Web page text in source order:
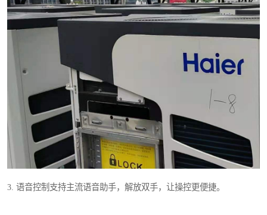
3. 语音控制支持主流语音助手，解放双手，让操控更便捷。